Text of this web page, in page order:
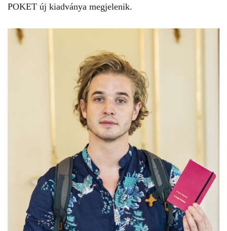
POKET új kiadványa megjelenik.